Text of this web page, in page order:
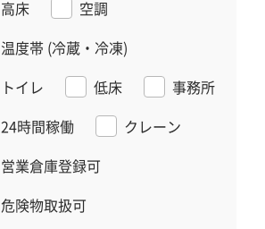
高床
空調
温度帯 (冷蔵・冷凍)
トイレ
低床
事務所
24時間稼働
クレーン
営業倉庫登録可
危険物取扱可